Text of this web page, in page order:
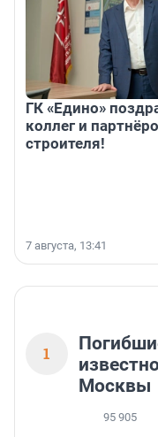
ГК «Едино»
коллег и
строителя!
7 августа, 13:41
1
Москвы
95 905